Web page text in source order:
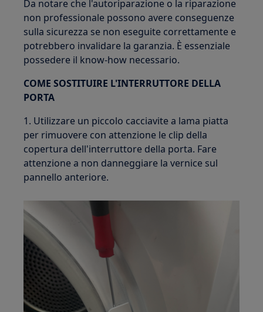
Da notare che l'autoriparazione o la riparazione
non professionale possono avere conseguenze
sulla sicurezza se non eseguite correttamente e
potrebbero invalidare la garanzia. È essenziale
possedere il know-how necessario.
COME SOSTITUIRE L'INTERRUTTORE DELLA
PORTA
1. Utilizzare un piccolo cacciavite a lama piatta
per rimuovere con attenzione le clip della
copertura dell'interruttore della porta. Fare
attenzione a non danneggiare la vernice sul
pannello anteriore.